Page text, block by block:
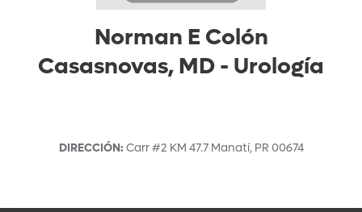
Norman E Colón
Casasnovas, MD- Urología
DIRECCIÓN:Carr #2 KM 47.7 Manatí, PR 00674